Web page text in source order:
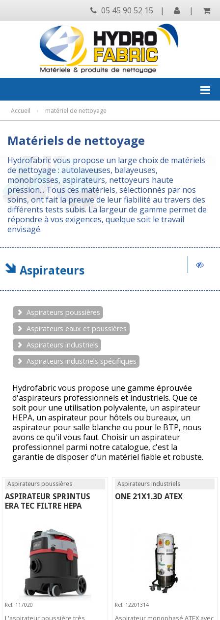
05 45 90 52 15 | |
Accueil › matériel de nettoyage
Matériels de nettoyage
Hydrofabric vous propose un large choix de matériels
de nettoyage : autolaveuses, balayeuses,
monobrosses, aspirateurs, nettoyeurs haute
pression... Tous ces matériels, sélectionnés par nos
soins, ont fait la preuve de leur fiabilité au travers des
différents tests subis. La largeur de gamme permet de
répondre à vos exigences, quelque soit le travail
envisagé.
Aspirateurs
Aspirateurs poussières
Aspirateurs eaux et poussières
Aspirateurs industriels
Aspirateurs industriels spécifiques
Hydrofabric vous propose une gamme éprouvée
d'aspirateurs professionnels et industriels. Que ce
soit pour une utilisation polyvalente, un aspirateur
HEPA, un aspirateur pour hôtels ou bureaux, un
aspirateur pour salle blanche ou pour le BTP, nous
avons ce qu'il vous faut. Choisir un aspirateur
professionnel parmi notre catalogue, c'est la
garantie de disposer d'un matériel fiable et robuste.
Aspirateurs poussières
ASPIRATEUR SPRINTUS
ERA TEC FILTRE HEPA
Ref. 117020
L'aspirateur poussière très
Aspirateurs industriels
ONE 21X1.3D ATEX
Ref. 12201314
Aspirateur monophasé ATEX avec